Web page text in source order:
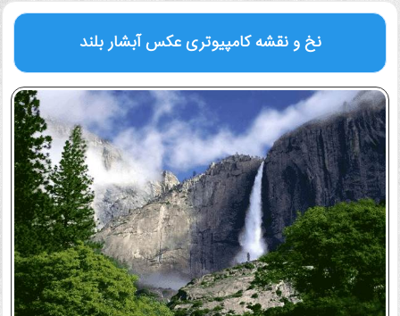
نخ و نقشه کامپیوتریعکس آبشار بلند